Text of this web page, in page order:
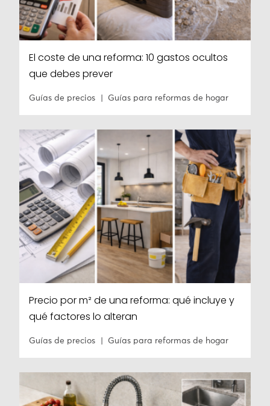
El coste de una reforma: 10 gastos ocultos
que debes prever
Guías de precios Guías para reformas de hogar
Precio por m² de una reforma: qué incluye y
qué factores lo alteran
Guías de precios Guías para reformas de hogar